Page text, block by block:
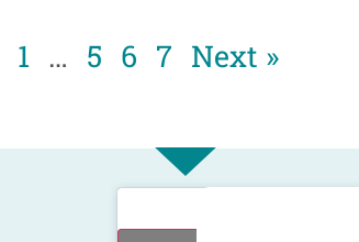
1 … 5 6 7 Next »